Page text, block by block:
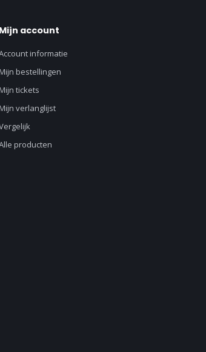
Mijn account
informatie
bestellingen
tickets
verlanglijst
producten